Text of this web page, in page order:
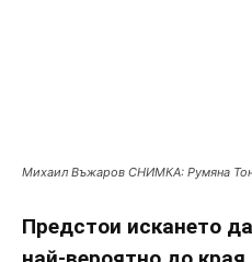
Михаил Въжаров СНИМКА: Румяна
Предстои искането